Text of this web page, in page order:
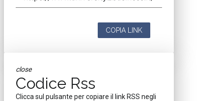
COPIA LINK
close
Codice Rss
Clicca sul pulsante per copiare il link RSS negli